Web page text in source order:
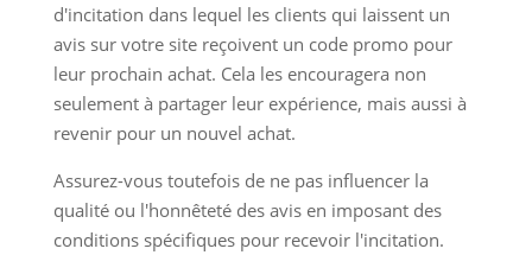
d'incitation dans lequel les clients qui laissent un
avis sur votre site reçoivent un code promo pour
leur prochain achat. Cela les encouragera non
seulement à partager leur expérience, mais aussi à
revenir pour un nouvel achat.
Assurez-vous toutefois de ne pas influencer la
qualité ou l'honnêteté des avis en imposant des
conditions spécifiques pour recevoir l'incitation.